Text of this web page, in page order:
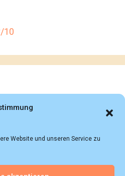
Website und unseren Service zu
10